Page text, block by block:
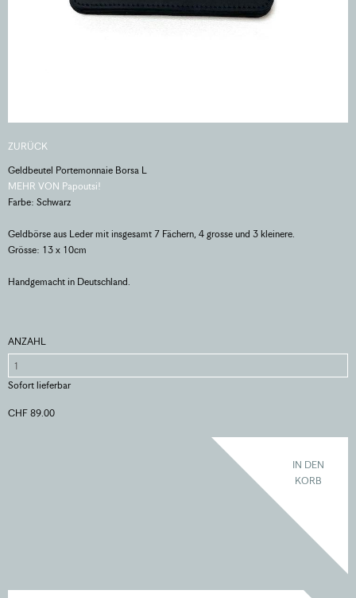
ZURÜCK
Geldbeutel Portemonnaie Borsa L
MEHR VON Papoutsi!
Farbe: Schwarz
Geldbörse aus Leder mit insgesamt 7 Fächern, 4 grosse und 3 kleinere.
Grösse: 13 x 10cm
Handgemacht in Deutschland.
ANZAHL
Sofort lieferbar
CHF 89.00
IN DEN
KORB